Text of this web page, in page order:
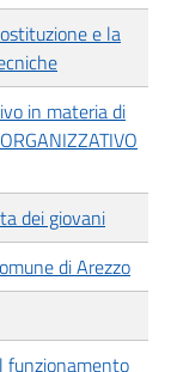
e la
in materia di
dei giovani
di Arezzo
funzionamento